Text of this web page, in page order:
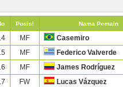
Posisi Nama Pemain
MF
Casemiro
MF
Federico Valverde
MF
James Rodríguez
FW
Lucas Vázquez